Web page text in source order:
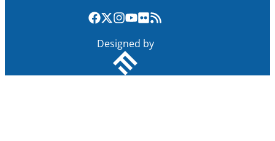
Designed by